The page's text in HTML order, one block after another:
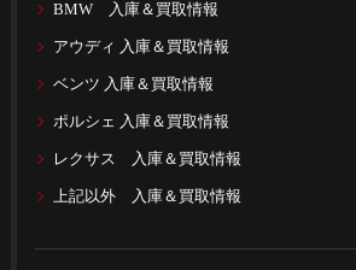
BMW 入庫＆買取情報
アウディ 入庫＆買取情報
ベンツ 入庫＆買取情報
ポルシェ 入庫＆買取情報
レクサス 入庫＆買取情報
上記以外 入庫＆買取情報